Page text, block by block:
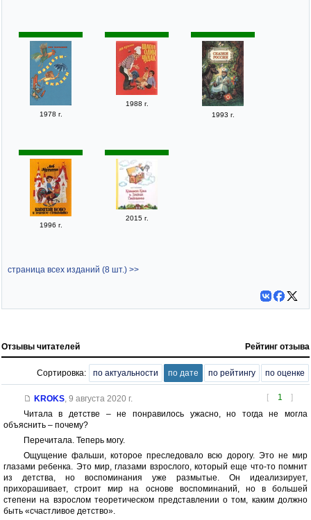
1978 г.
1988 г.
1993 г.
1996 г.
2015 г.
страница всех изданий (8 шт.) >>
Отзывы читателей Рейтинг отзыва
Сортировка: по актуальности по дате по рейтингу по оценке
[ 1 ]
KROKS, 9 августа 2020 г.
Читала в детстве – не понравилось ужасно, но тогда не могла
объяснить – почему?
Перечитала. Теперь могу.
Ощущение фальши, которое преследовало всю дорогу. Это не мир
глазами ребенка. Это мир, глазами взрослого, который еще что-то помнит
из детства, но воспоминания уже размытые. Он идеализирует,
прихорашивает, строит мир на основе воспоминаний, но в большей
степени на взрослом теоретическом представлении о том, каким должно
быть «счастливое детство».